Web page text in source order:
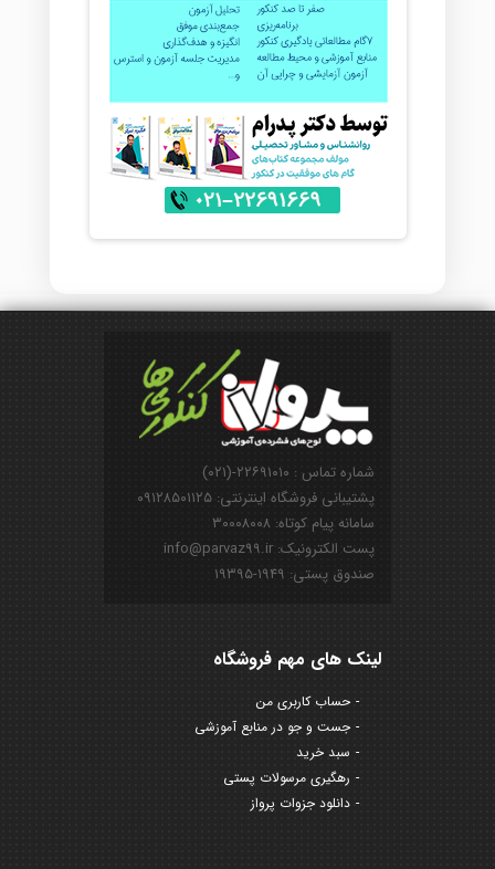
شماره تماس : ۲۲۶۹۱۰۱۰-(۰۲۱)
پشتیبانی فروشگاه اینترنتی: ۰۹۱۲۸۵۰۱۱۲۵
سامانه پیام کوتاه: ۳۰۰۰۸۰۰۸
پست الکترونیک: info@parvaz99.ir
صندوق پستی: ۱۹۴۹-۱۹۳۹۵
لینک های مهم فروشگاه
حساب کاربری من
جست و جو در منابع آموزشی
سبد خرید
رهگیری مرسولات پستی
دانلود جزوات پرواز